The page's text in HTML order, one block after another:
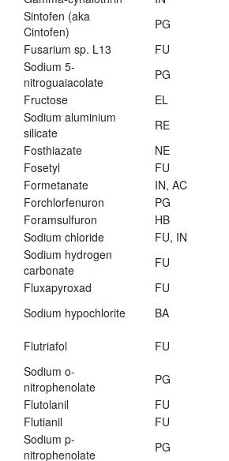
Sintofen (aka
Cintofen)
PG
Fusarium sp. L13
FU
Sodium 5-
nitroguaiacolate
PG
Fructose
EL
Sodium aluminium
silicate
RE
Fosthiazate
NE
Fosetyl
FU
Formetanate
IN, AC
Forchlorfenuron
PG
Foramsulfuron
HB
Sodium chloride
FU, IN
Sodium hydrogen
carbonate
FU
Fluxapyroxad
FU
Sodium hypochlorite
BA
Flutriafol
FU
Sodium o-
nitrophenolate
PG
Flutolanil
FU
Flutianil
FU
Sodium p-
nitrophenolate
PG